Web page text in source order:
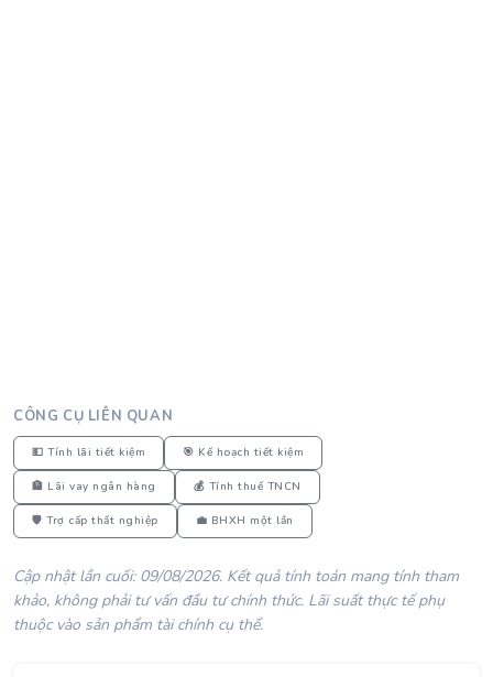
CÔNG CỤ LIÊN QUAN
💵 Tính lãi tiết kiệm 🎯 Kế hoạch tiết kiệm
🏦 Lãi vay ngân hàng 💰 Tính thuế TNCN
🛡️ Trợ cấp thất nghiệp 💼 BHXH một lần
Cập nhật lần cuối: 09/08/2026. Kết quả tính toán mang tính tham
khảo, không phải tư vấn đầu tư chính thức. Lãi suất thực tế phụ
thuộc vào sản phẩm tài chính cụ thể.